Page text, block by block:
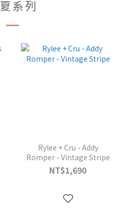
系列
Rylee + Cru - Addy
Romper - Vintage Stripe
NT$1,690